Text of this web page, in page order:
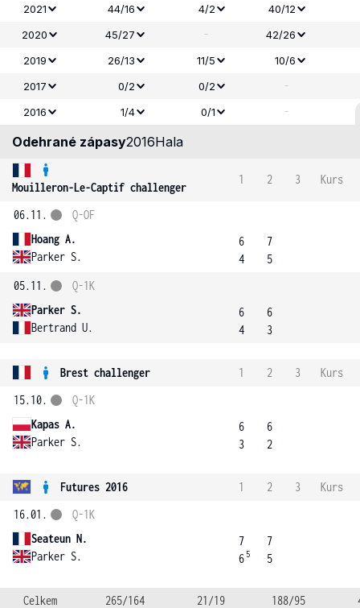
2021
44/16 4/2
40/12
2020
45/27 -
42/26
2019
26/13 11/5 10/6
2017
0/2 0/2 -
2016 1/4 0/1 -
Odehrané zápasy2016Hala
Mouilleron-Le-Captif challenger
1 2 3 Kurs
06.11.
Hoang A.
Parker S.
Q-OF
6
4
7
5
05.11.
Parker S.
Bertrand U.
Q-1K
6
4
6
3
Brest challenger 1 2 3
Kurs
15.10.
Kapas A.
Parker S.
Q-1K
6
3
6
2
Futures 2016 1 2 3
Kurs
16.01.
Seateun N.
Parker S.
Q-1K
7
6 5
7
5
Celkem 265/164 21/19 188/95